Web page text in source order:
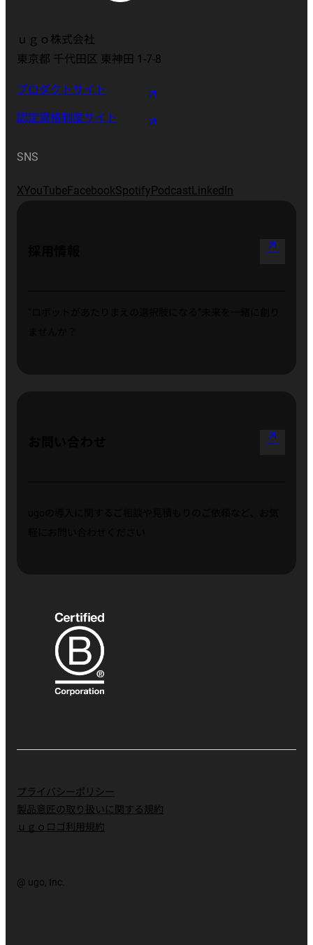
ｕｇｏ株式会社
東京都 千代田区 東神田 1-7-8
プロダクトサイト
認定資格制度サイト
SNS
XYouTubeFacebookSpotifyPodcastLinkedIn
arrow_outward
arrow_outward
@ ugo, Inc.
プライバシーポリシー
製品意匠の取り扱いに関する規約
ｕｇｏロゴ利用規約